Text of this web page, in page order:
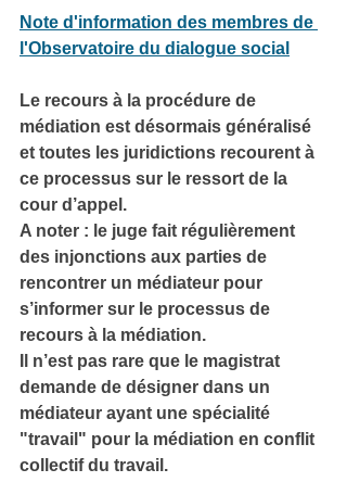
Note d'information des membres de
l'Observatoire du dialogue social
Le recours à la procédure de
médiation est désormais généralisé
et toutes les juridictions recourent à
ce processus sur le ressort de la
cour d’appel.
A noter : le juge fait régulièrement
des injonctions aux parties de
rencontrer un médiateur pour
s’informer sur le processus de
recours à la médiation.
Il n’est pas rare que le magistrat
demande de désigner dans un
médiateur ayant une spécialité
"travail" pour la médiation en conflit
collectif du travail.